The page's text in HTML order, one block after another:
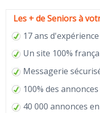
Les + de Seniors à
17 ans d'expérience
Un site 100%
Messagerie
100% des
40 000 annonces